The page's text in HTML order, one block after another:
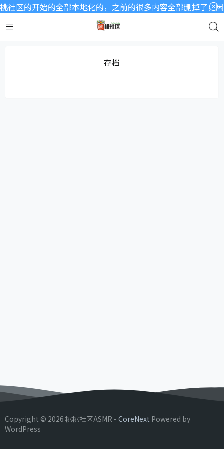
社区的开始的全部本地化的，之前的很多内容全部删掉了，
存档
Copyright © 2026 桃桃社区ASMR - CoreNext Powered by
WordPress